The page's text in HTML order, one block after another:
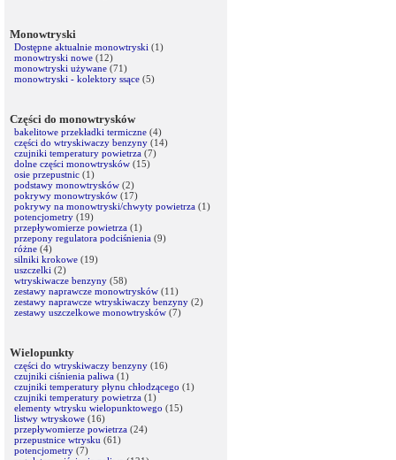
Monowtryski
Dostępne aktualnie monowtryski (1)
monowtryski nowe (12)
monowtryski używane (71)
monowtryski - kolektory ssące (5)
Części do monowtrysków
bakelitowe przekładki termiczne (4)
części do wtryskiwaczy benzyny (14)
czujniki temperatury powietrza (7)
dolne części monowtrysków (15)
osie przepustnic (1)
podstawy monowtrysków (2)
pokrywy monowtrysków (17)
pokrywy na monowtryski/chwyty powietrza (1)
potencjometry (19)
przepływomierze powietrza (1)
przepony regulatora podciśnienia (9)
różne (4)
silniki krokowe (19)
uszczelki (2)
wtryskiwacze benzyny (58)
zestawy naprawcze monowtrysków (11)
zestawy naprawcze wtryskiwaczy benzyny (2)
zestawy uszczelkowe monowtrysków (7)
Wielopunkty
części do wtryskiwaczy benzyny (16)
czujniki ciśnienia paliwa (1)
czujniki temperatury płynu chłodzącego (1)
czujniki temperatury powietrza (1)
elementy wtrysku wielopunktowego (15)
listwy wtryskowe (16)
przepływomierze powietrza (24)
przepustnice wtrysku (61)
potencjometry (7)